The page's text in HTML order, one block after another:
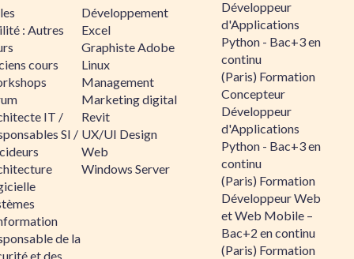
: Autres
cours
IT /
SI /
de la
et des
Développement
Excel
Graphiste Adobe
Linux
Management
Marketing digital
Revit
UX/UI Design
Web
Windows Server
Développeur
d'Applications
Python - Bac+3 en
continu
(Paris) Formation
Concepteur
Développeur
d'Applications
Python - Bac+3 en
continu
(Paris) Formation
Développeur Web
et Web Mobile –
Bac+2 en continu
(Paris) Formation